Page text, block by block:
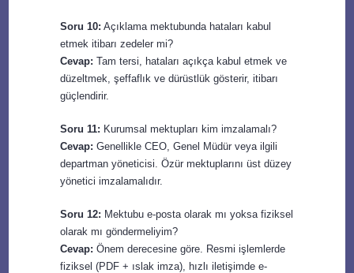
Soru 10: Açıklama mektubunda hataları kabul
etmek itibarı zedeler mi?
Cevap: Tam tersi, hataları açıkça kabul etmek ve
düzeltmek, şeffaflık ve dürüstlük gösterir, itibarı
güçlendirir.
Soru 11: Kurumsal mektupları kim imzalamalı?
Cevap: Genellikle CEO, Genel Müdür veya ilgili
departman yöneticisi. Özür mektuplarını üst düzey
yönetici imzalamalıdır.
Soru 12: Mektubu e-posta olarak mı yoksa fiziksel
olarak mı göndermeliyim?
Cevap: Önem derecesine göre. Resmi işlemlerde
fiziksel (PDF + ıslak imza), hızlı iletişimde e-